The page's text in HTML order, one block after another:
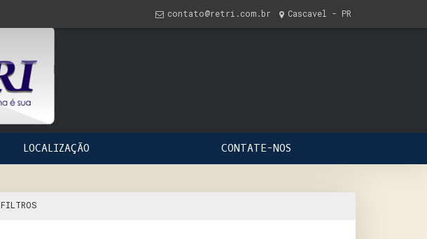
contato@retri.com.br Cascavel - PR
LOCALIZAÇÃO CONTATE-NOS
FILTROS